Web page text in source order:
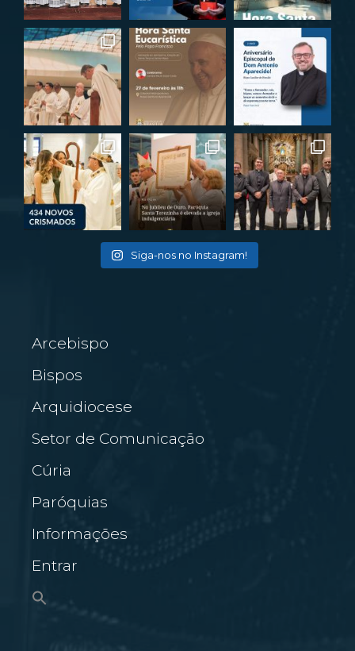
Siga-nos no Instagram!
Arcebispo
Bispos
Arquidiocese
Setor de Comunicação
Cúria
Paróquias
Informações
Entrar